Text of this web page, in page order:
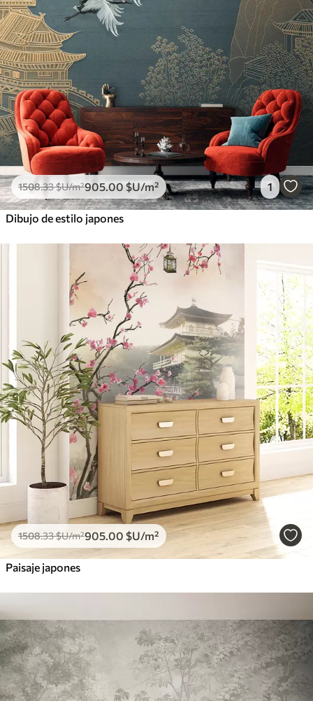
1508.33$U/m²905.00 $U/m² 1
Dibujo de estilo japones
1508.33$U/m²905 .00 $U/m²
Paisaje japones